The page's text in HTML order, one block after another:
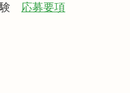
験 応募要項